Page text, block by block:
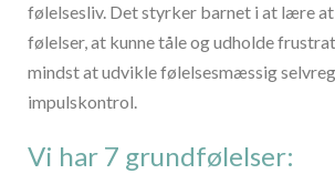
følelsesliv. Det styrker barnet i at lære at
følelser, at kunne tåle og udholde
mindst at udvikle følelsesmæssig
impulskontrol.
Vi har 7 grundfølelser: